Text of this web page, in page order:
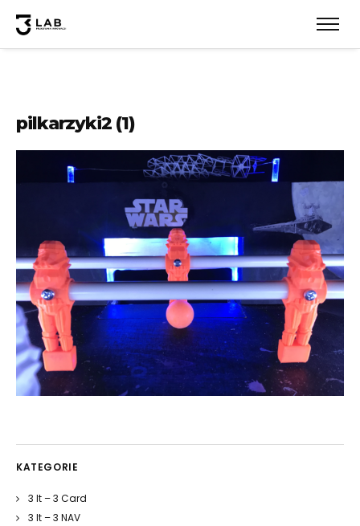
pilkarzyki2 (1)
KATEGORIE
3 It – 3 Card
3 It – 3 NAV